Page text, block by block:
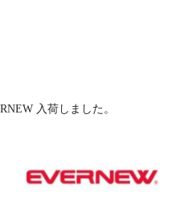
入荷しました。